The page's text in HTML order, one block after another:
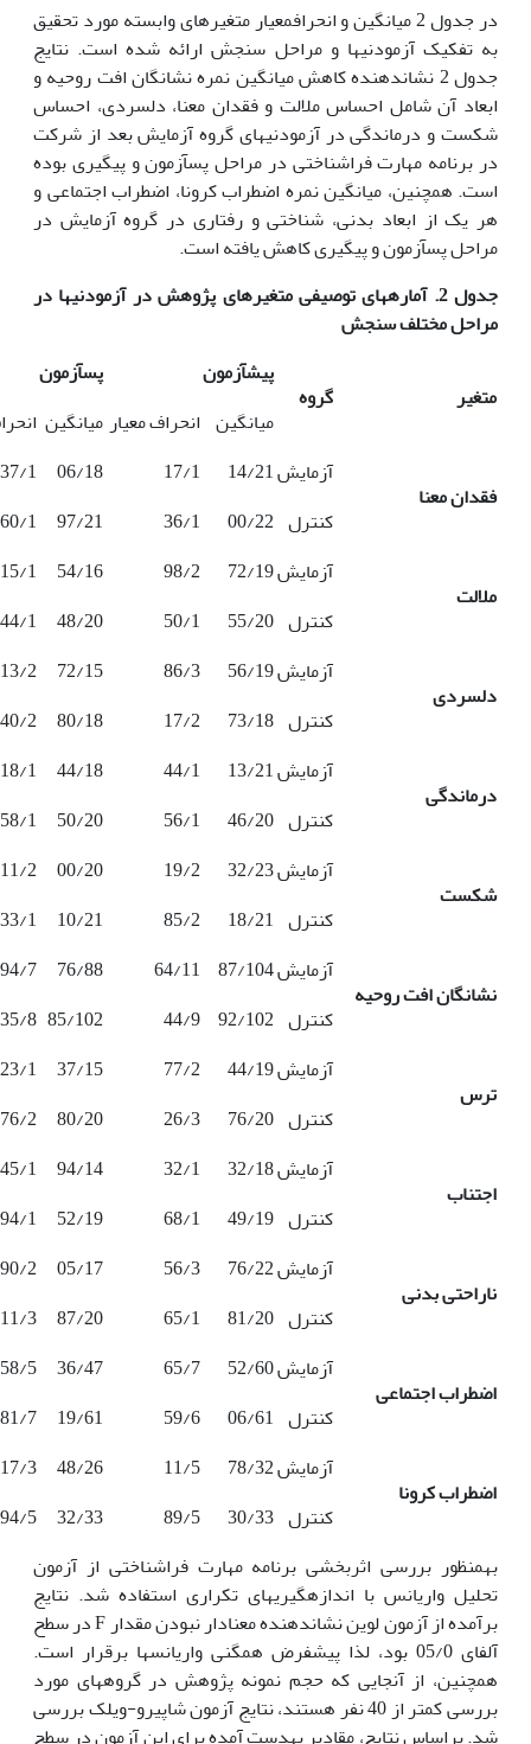
در جدول 2 میانگین و انحراف‏معیار متغیرهای وابسته مورد تحقیق
به تفکیک آزمودنی‏ها و مراحل سنجش ارائه شده است. نتایج
جدول 2 نشان‏دهنده‏ کاهش میانگین نمره نشانگان افت روحیه و
ابعاد آن شامل احساس ملالت و فقدان معنا، دلسردی، احساس
شکست و درماندگی در آزمودنی‏های گروه آزمایش بعد از شرکت
در برنامه مهارت فراشناختی در مراحل پس‏آزمون و پیگیری بوده
است. همچنین، میانگین نمره اضطراب کرونا، اضطراب اجتماعی و
هر یک از ابعاد بدنی، شناختی و رفتاری در گروه آزمایش در
مراحل پس‏آزمون و پیگیری کاهش یافته است.
جدول 2. آماره‏های توصیفی متغیرهای پژوهش در آزمودنی‏ها در
مراحل مختلف سنجش
متغیر گروه
پیش‏آزمون
پس‏آزمون
میانگین انحراف معیار میانگین
فقدان معنا
آزمایش14/21
17/1
06/18
37/1
کنترل 00/22
36/1
97/21
60/1
ملالت
آزمایش72/19
98/2
54/16
15/1
کنترل 55/20
50/1
48/20
44/1
دلسردی
آزمایش56/19
86/3
72/15
13/2
کنترل 73/18
17/2
80/18
40/2
درماندگی
آزمایش13/21
44/1
44/18
18/1
کنترل 46/20
56/1
50/20
58/1
شکست
آزمایش32/23
19/2
00/20
11/2
کنترل 18/21
85/2
10/21
33/1
نشانگان افت روحیه
آزمایش87/104
64/11
76/88
94/7
کنترل 92/102
44/9
85/102
35/8
ترس
آزمایش44/19
77/2
37/15
23/1
کنترل 76/20
26/3
80/20
76/2
اجتناب
آزمایش32/18
32/1
94/14
45/1
کنترل 49/19
68/1
52/19
94/1
ناراحتی بدنی
آزمایش76/22
56/3
05/17
90/2
کنترل 81/20
65/1
87/20
11/3
اضطراب اجتماعی
آزمایش52/60
65/7
36/47
58/5
کنترل 06/61
59/6
19/61
81/7
اضطراب کرونا
آزمایش78/32
11/5
48/26
17/3
کنترل 30/33
89/5
32/33
94/5
به‏منظور بررسی اثربخشی برنامه مهارت فراشناختی از آزمون
تحلیل واریانس با اندازه‏گیری‏های تکراری استفاده شد. نتایج
برآمده از آزمون لوین نشان‏دهنده معنا‏دار نبودن مقدار F در سطح
آلفای 05/0 بود، لذا پیش‏فرض همگنی واریانس‏ها برقرار است.
همچنین، از آن‏جایی که حجم نمونه پژوهش در گروه‏های مورد
بررسی کمتر از 40 نفر هستند، نتایج آزمون شاپیرو-ویلک بررسی
شد. براساس نتایج، مقادیر به‏دست آمده برای این آزمون در سطح